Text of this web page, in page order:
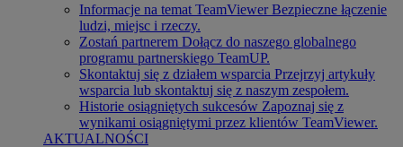
Informacje na temat TeamViewer Bezpieczne łączenie
ludzi, miejsc i rzeczy.
Zostań partnerem Dołącz do naszego globalnego
programu partnerskiego TeamUP.
Skontaktuj się z działem wsparcia Przejrzyj artykuły
wsparcia lub skontaktuj się z naszym zespołem.
Historie osiągniętych sukcesów Zapoznaj się z
wynikami osiągniętymi przez klientów TeamViewer.
AKTUALNOŚCI